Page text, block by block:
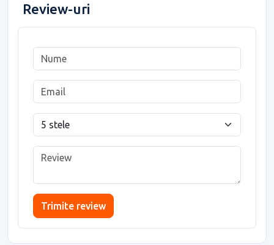
Review-uri
Trimite review